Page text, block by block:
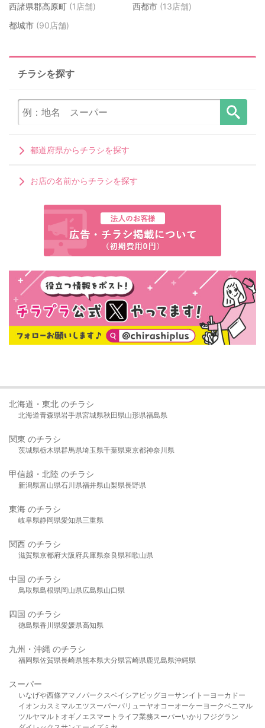
西諸県郡高原町 (1店舗) 西都市 (13店舗)
都城市 (90店舗)
チラシを探す
都道府県からチラシを探す
お店の名前からチラシを探す
北海道・東北 のチラシ
北海道青森県岩手県宮城県秋田県山形県福島県
関東 のチラシ
茨城県栃木県群馬県埼玉県千葉県東京都神奈川県
甲信越・北陸 のチラシ
新潟県富山県石川県福井県山梨県長野県
東海 のチラシ
岐阜県静岡県愛知県三重県
関西 のチラシ
滋賀県京都府大阪府兵庫県奈良県和歌山県
中国 のチラシ
鳥取県島根県岡山県広島県山口県
四国 のチラシ
徳島県香川県愛媛県高知県
九州・沖縄 のチラシ
福岡県佐賀県長崎県熊本県大分県宮崎県鹿児島県沖縄県
スーパー
いなげや西條アマノパークスベイシア ビッグヨーサンイトーヨーカドー
イオンカスミ マルエツスーパーバリューヤオコーオーケー ヨークベニマル
ツルヤマルト オギノ エスマート ライフ業務スーパーいかり フジグラン